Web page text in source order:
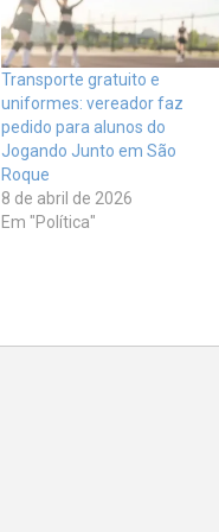
Transporte gratuito e
uniformes: vereador faz
pedido para alunos do
Jogando Junto em São
Roque
8 de abril de 2026
Em "Política"